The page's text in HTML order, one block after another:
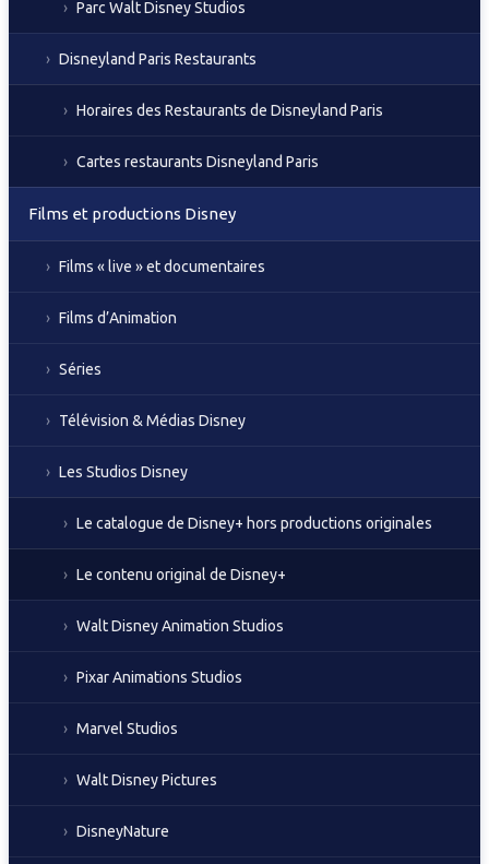
Parc Walt Disney Studios
Disneyland Paris Restaurants
Horaires des Restaurants de Disneyland Paris
Cartes restaurants Disneyland Paris
Films et productions Disney
Films « live » et documentaires
Films d’Animation
Séries
Télévision & Médias Disney
Les Studios Disney
Le catalogue de Disney+ hors productions originales
Le contenu original de Disney+
Walt Disney Animation Studios
Pixar Animations Studios
Marvel Studios
Walt Disney Pictures
DisneyNature